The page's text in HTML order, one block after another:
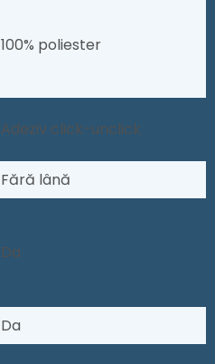
100% poliester
Adeziv click-unclick
Fără lână
Da
Da